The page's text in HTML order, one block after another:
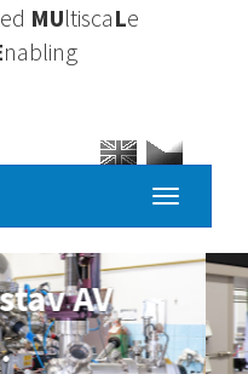
MUltiscaLe
nabling
Toggle
v Praze